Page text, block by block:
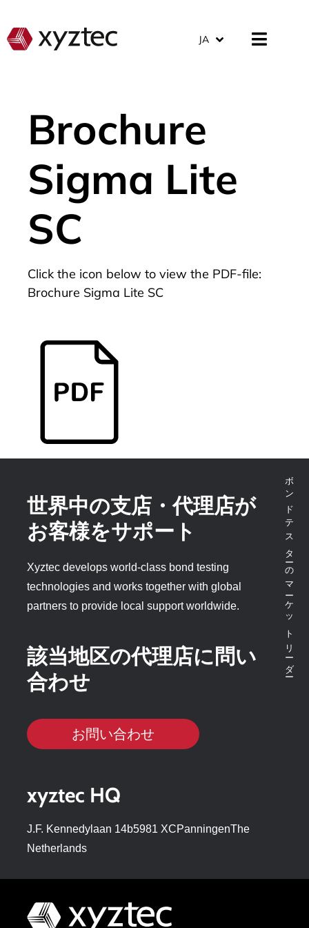
JA
Brochure
Sigma Lite
SC
Click the icon below to view the PDF-file:
Brochure Sigma Lite SC
ボンドテスターのマーケットリーダー
世界中の支店・代理店が
お客様をサポート
Xyztec develops world-class bond testing
technologies and works together with global
partners to provide local support worldwide.
該当地区の代理店に問い
合わせ
お問い合わせ
xyztec HQ
J.F. Kennedylaan 14b5981 XCPanningenThe
Netherlands